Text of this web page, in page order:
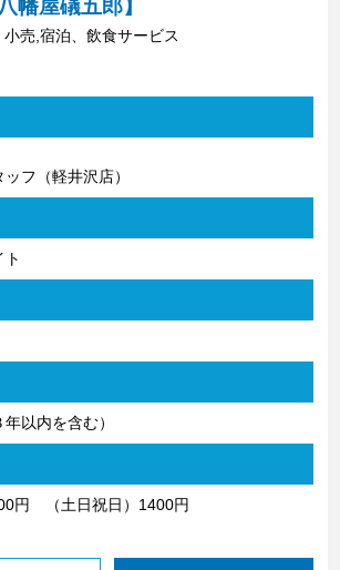
幡屋礒五郎】
売,宿泊、飲食サービス
フ（軽井沢店）
以内を含む）
円 （土日祝日）1400円